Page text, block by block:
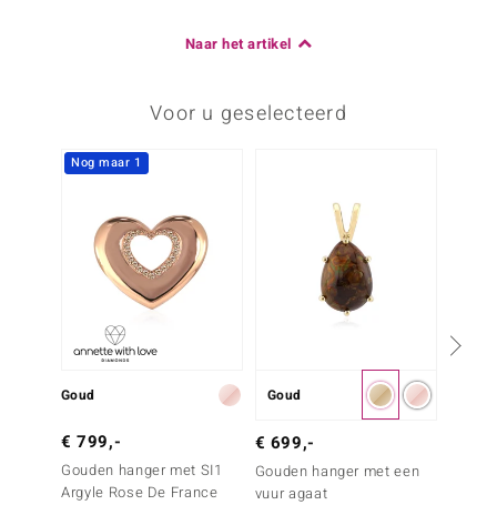
Naar het artikel
Voor u geselecteerd
Nog maar 1
Goud
€ 799,-
Gouden hanger met SI1
Argyle Rose De France
Goud
€ 699,-
Gouden hanger met een
vuur agaat